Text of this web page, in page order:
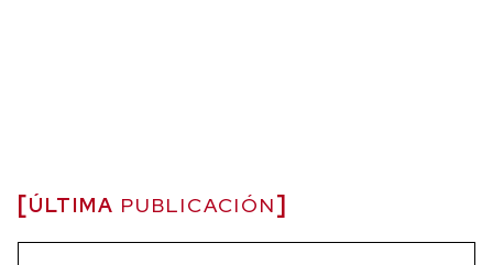
ÚLTIMA PUBLICACIÓN